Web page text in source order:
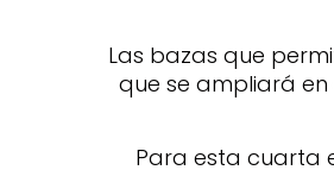
Las bazas que
que se ampliará en
Para esta cuarta